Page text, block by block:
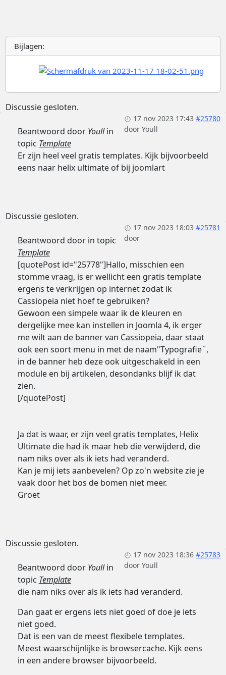
Bijlagen:
Discussie gesloten.
17 nov 2023 17:43 #25780
doorYoull
Beantwoord door Youllin
topic Template
Er zijn heel veel gratis templates. Kijk bijvoorbeeld
eens naar helix ultimate of bij joomlart
Discussie gesloten.
17 nov 2023 18:03 #25781
door
Beantwoord door in topic
Template
[quotePost id="25778"]Hallo, misschien een
stomme vraag, is er wellicht een gratis template
ergens te verkrijgen op internet zodat ik
Cassiopeia niet hoef te gebruiken?
Gewoon een simpele waar ik de kleuren en
dergelijke mee kan instellen in Joomla 4, ik erger
me wilt aan de banner van Cassiopeia, daar staat
ook een soort menu in met de naam"Typografie¨,
in de banner heb deze ook uitgeschakeld in een
module en bij artikelen, desondanks blijf ik dat
zien.
[/quotePost]
Ja dat is waar, er zijn veel gratis templates, Helix
Ultimate die had ik maar heb die verwijderd, die
nam niks over als ik iets had veranderd.
Kan je mij iets aanbevelen? Op zo'n website zie je
vaak door het bos de bomen niet meer.
Groet
Discussie gesloten.
17 nov 2023 18:36 #25783
doorYoull
Beantwoord door Youllin
topic Template
die nam niks over als ik iets had veranderd.
Dan gaat er ergens iets niet goed of doe je iets
niet goed.
Dat is een van de meest flexibele templates.
Meest waarschijnlijke is browsercache. Kijk eens
in een andere browser bijvoorbeeld.